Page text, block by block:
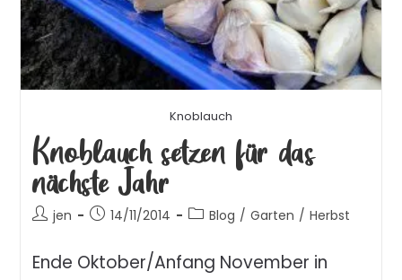
Knoblauch
Knoblauch setzen für das
nächste Jahr
jen 14/11/2014 Blog / Garten / Herbst
Ende Oktober/Anfang November in